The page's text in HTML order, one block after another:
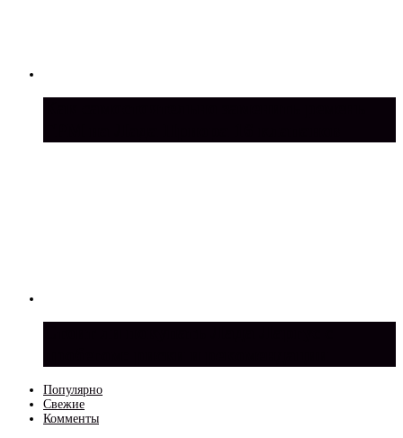
Популярно
Свежие
Комменты